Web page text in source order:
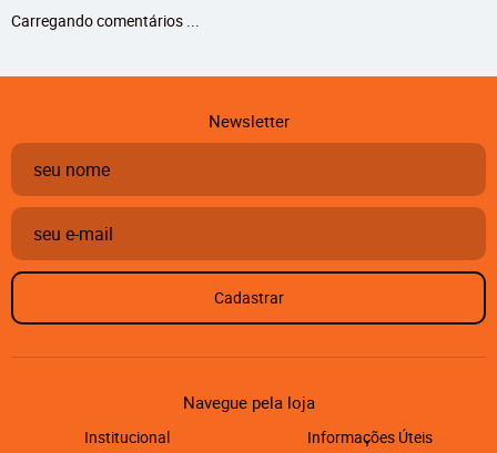
Carregando comentários ...
Newsletter
Cadastrar
Navegue pela loja
Institucional
Informações Úteis